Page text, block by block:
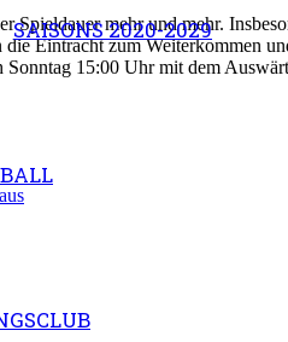
SAISONS 2020-2029
Spieldauer mehr und mehr.
die Eintracht zum Weiterkommen
Sonntag 15:00 Uhr mit dem